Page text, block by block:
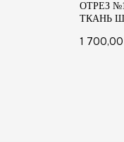
ОТРЕЗ
ТКАНЬ
1 700,00
СОСТАВ И